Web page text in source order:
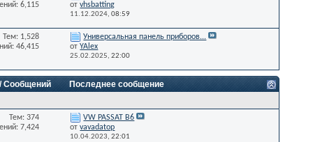
6,115
отvhsbatting
11.12.2024,08:59
Тем: 1,528
46,415
Универсальная панель приборов...
отYAlex
25.02.2025,22:00
Сообщений
Последнее сообщение
Тем: 374
7,424
VW PASSAT B6
отvavadatop
10.04.2023,22:01